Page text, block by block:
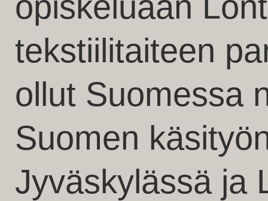
tekstiilitaiteen
ollut Suomessa
Suomen
Jyväskylässä ja